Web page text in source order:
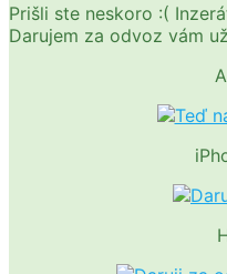
Prišli ste neskoro :(
Darujem za odvoz vám